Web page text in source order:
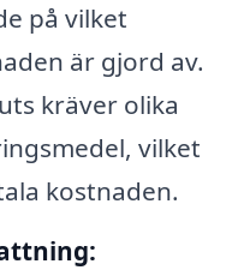
på vilket
är gjord av.
kräver olika
vilket
kostnaden.